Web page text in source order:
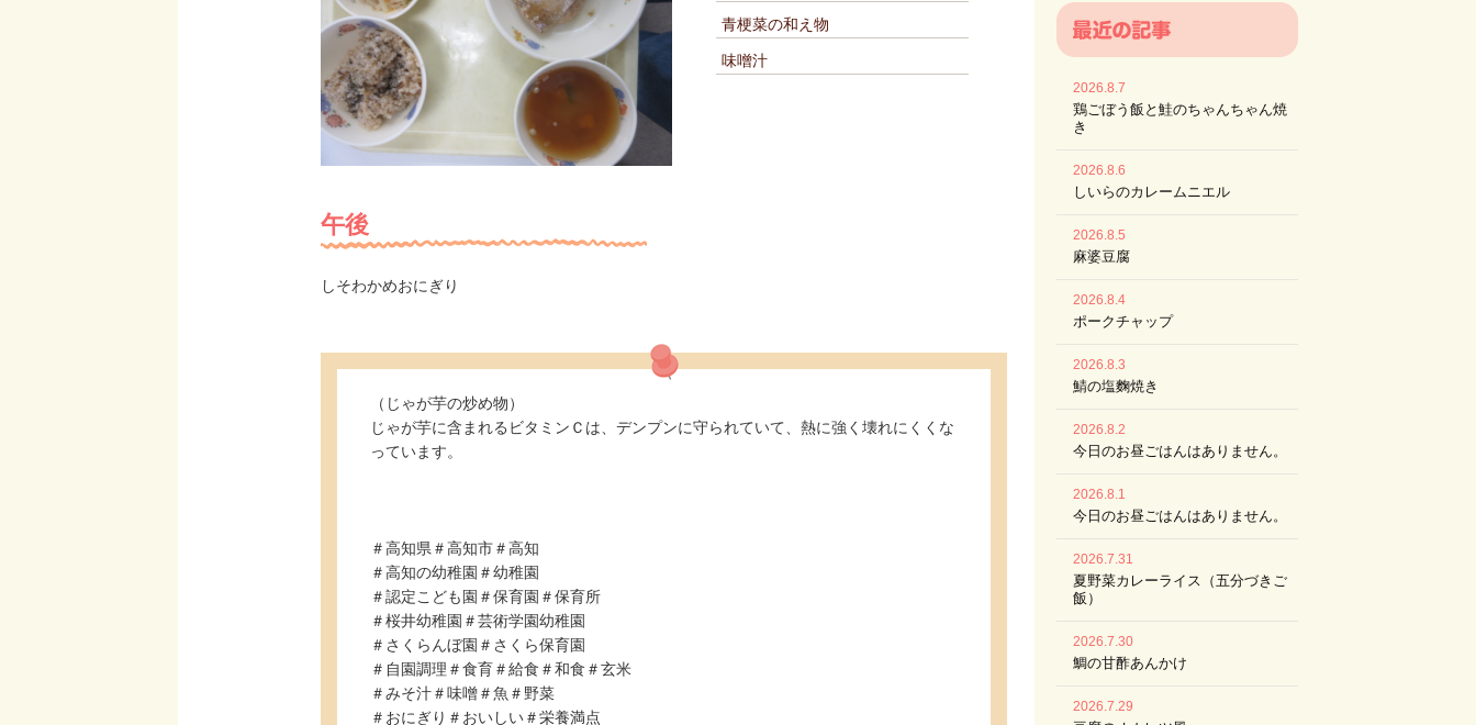
青梗菜の和え物
味噌汁
午後
しそわかめおにぎり
（じゃが芋の炒め物）
じゃが芋に含まれるビタミンＣは、デンプンに守られていて、熱に強く壊れにくくな
っています。
＃高知県＃高知市＃高知
＃高知の幼稚園＃幼稚園
＃認定こども園＃保育園＃保育所
＃桜井幼稚園＃芸術学園幼稚園
＃さくらんぼ園＃さくら保育園
＃自園調理＃食育＃給食＃和食＃玄米
＃みそ汁＃味噌＃魚＃野菜
＃おにぎり＃おいしい＃栄養満点
2026.8.7
鶏ごぼう飯と鮭のちゃんちゃん焼
き
2026.8.6
しいらのカレームニエル
2026.8.5
麻婆豆腐
2026.8.4
ポークチャップ
2026.8.3
鯖の塩麴焼き
2026.8.2
今日のお昼ごはんはありません。
2026.8.1
今日のお昼ごはんはありません。
2026.7.31
夏野菜カレーライス（五分づきご
飯）
2026.7.30
鯛の甘酢あんかけ
2026.7.29